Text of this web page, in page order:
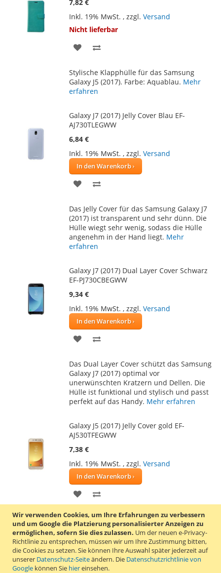
Wir verwenden Cookies, um Ihre Erfahrungen zu verbessern
und um Google die Platzierung personalisierter Anzeigen zu
ermöglichen, sofern Sie dies zulassen. Um der neuen e-Privacy-
Richtlinie zu entsprechen, müssen wir um Ihre Zustimmung bitten,
die Cookies zu setzen.Sie können Ihre Auswahl später jederzeit auf
unserer Datenschutz-Seiteändern. Die Datenschutzrichtlinie von
Google können Sie hiereinsehen.
7,82 €
Inkl. 19% MwSt. , zzgl. Versand
Nicht lieferbar
ZUR
HINZUFÜGEN
HINZUFÜGEN
Stylische Klapphülle für das Samsung
Galaxy J5 (2017). Farbe: Aquablau. Mehr
erfahren
Galaxy J7 (2017) Jelly Cover Blau EF-
AJ730TLEGWW
6,84 €
Inkl. 19% MwSt. , zzgl. Versand
In den Warenkorb
ZUR
HINZUFÜGEN
HINZUFÜGEN
Das Jelly Cover für das Samsung Galaxy J7
(2017) ist transparent und sehr dünn. Die
Hülle wiegt sehr wenig, sodass die Hülle
angenehm in der Hand liegt. Mehr
erfahren
Galaxy J7 (2017) Dual Layer Cover Schwarz
EF-PJ730CBEGWW
9,34 €
Inkl. 19% MwSt. , zzgl. Versand
In den Warenkorb
ZUR
HINZUFÜGEN
HINZUFÜGEN
Das Dual Layer Cover schützt das Samsung
Galaxy J7 (2017) optimal vor
unerwünschten Kratzern und Dellen. Die
Hülle ist funktional und stylisch und passt
perfekt auf das Handy. Mehr erfahren
Galaxy J5 (2017) Jelly Cover gold EF-
AJ530TFEGWW
7,38 €
Inkl. 19% MwSt. , zzgl. Versand
In den Warenkorb
ZUR
WUNSCHLISTE
HINZUFÜGEN
VERGLEICHSLISTE
HINZUFÜGEN
Das Jelly Cover für das Samsung Galaxy J5
(2017) ist transparent und sehr dünn. Die
Hülle wiegt sehr wenig, sodass die Hülle
angenehm in der Hand liegt.Mehr
erfahren